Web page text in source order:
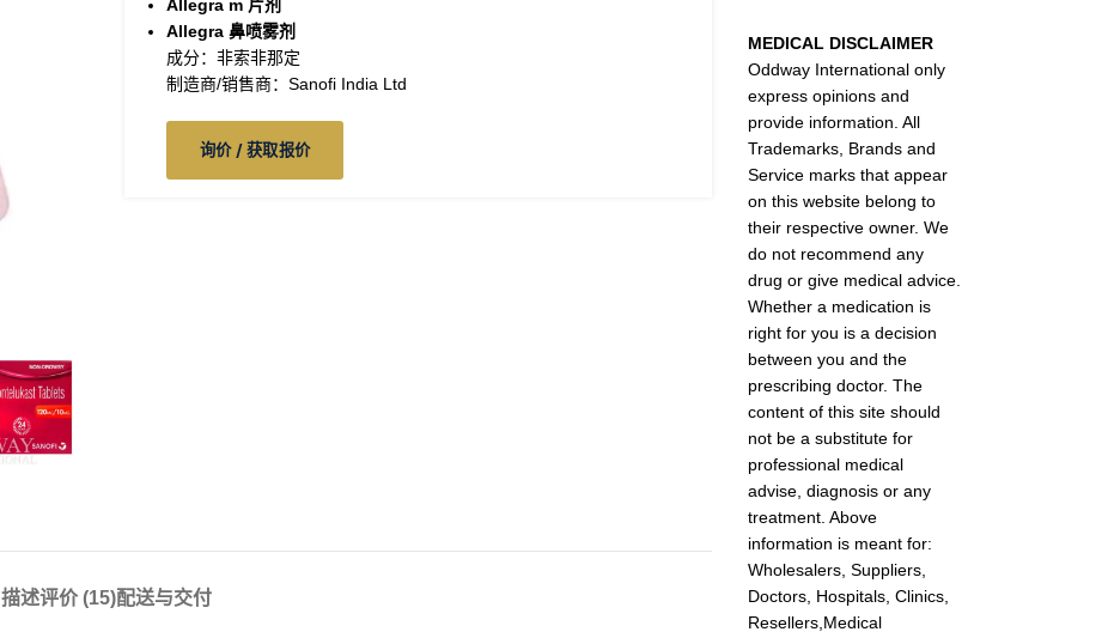
Allegra m 片剂
Allegra 鼻喷雾剂
成分：非索非那定
制造商/销售商：Sanofi India Ltd
询价 / 获取报价
描述评价 (15)配送与交付
MEDICAL DISCLAIMER
Oddway International only
express opinions and
provide information. All
Trademarks, Brands and
Service marks that appear
on this website belong to
their respective owner. We
do not recommend any
drug or give medical advice.
Whether a medication is
right for you is a decision
between you and the
prescribing doctor. The
content of this site should
not be a substitute for
professional medical
advise, diagnosis or any
treatment. Above
information is meant for:
Wholesalers, Suppliers,
Doctors, Hospitals, Clinics,
Resellers,Medical